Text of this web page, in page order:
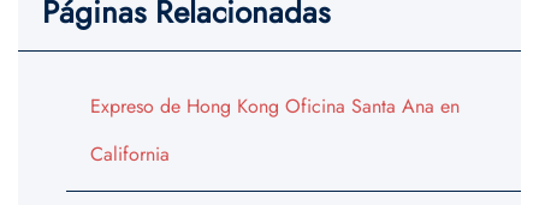
Páginas Relacionadas
Expreso de Hong Kong Oficina Santa Ana en
California